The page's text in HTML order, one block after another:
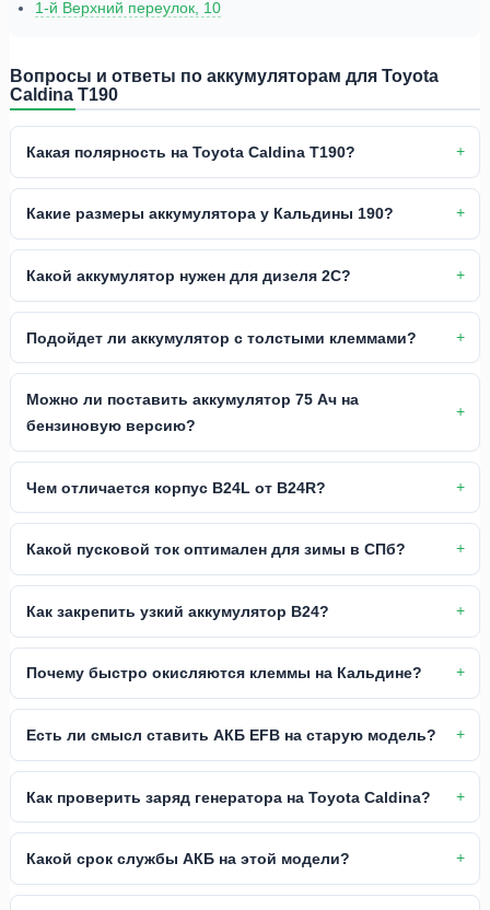
1-й Верхний переулок, 10
Вопросы и ответы по аккумуляторам для Toyota
Caldina T190
Какая полярность на Toyota Caldina T190?
Какие размеры аккумулятора у Кальдины 190?
Какой аккумулятор нужен для дизеля 2C?
Подойдет ли аккумулятор с толстыми клеммами?
Можно ли поставить аккумулятор 75 Ач на
бензиновую версию?
Чем отличается корпус B24L от B24R?
Какой пусковой ток оптимален для зимы в СПб?
Как закрепить узкий аккумулятор B24?
Почему быстро окисляются клеммы на Кальдине?
Есть ли смысл ставить АКБ EFB на старую модель?
Как проверить заряд генератора на Toyota Caldina?
Какой срок службы АКБ на этой модели?